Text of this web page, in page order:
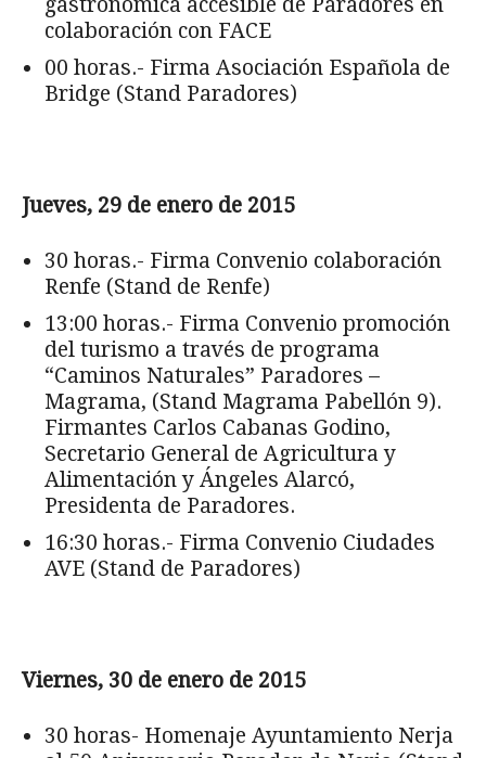
colaboración con FACE
00 horas.- Firma Asociación Española de
Bridge (Stand Paradores)
Jueves, 29 de enero de 2015
30 horas.- Firma Convenio colaboración
Renfe (Stand de Renfe)
13:00 horas.- Firma Convenio promoción
del turismo a través de programa
“Caminos Naturales” Paradores –
Magrama, (Stand Magrama Pabellón 9).
Firmantes Carlos Cabanas Godino,
Secretario General de Agricultura y
Alimentación y Ángeles Alarcó,
Presidenta de Paradores.
16:30 horas.- Firma Convenio Ciudades
AVE (Stand de Paradores)
Viernes, 30 de enero de 2015
30 horas- Homenaje Ayuntamiento Nerja